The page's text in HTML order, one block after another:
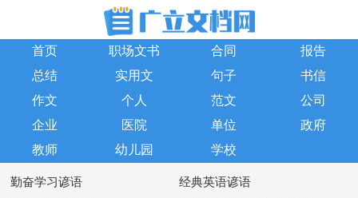
首页 职场文书 合同
报告
总结
实用文 句子
书信
作文
个人 范文
公司
企业
医院 单位
政府
教师
幼儿园 学校
勤奋学习谚语
经典英语谚语